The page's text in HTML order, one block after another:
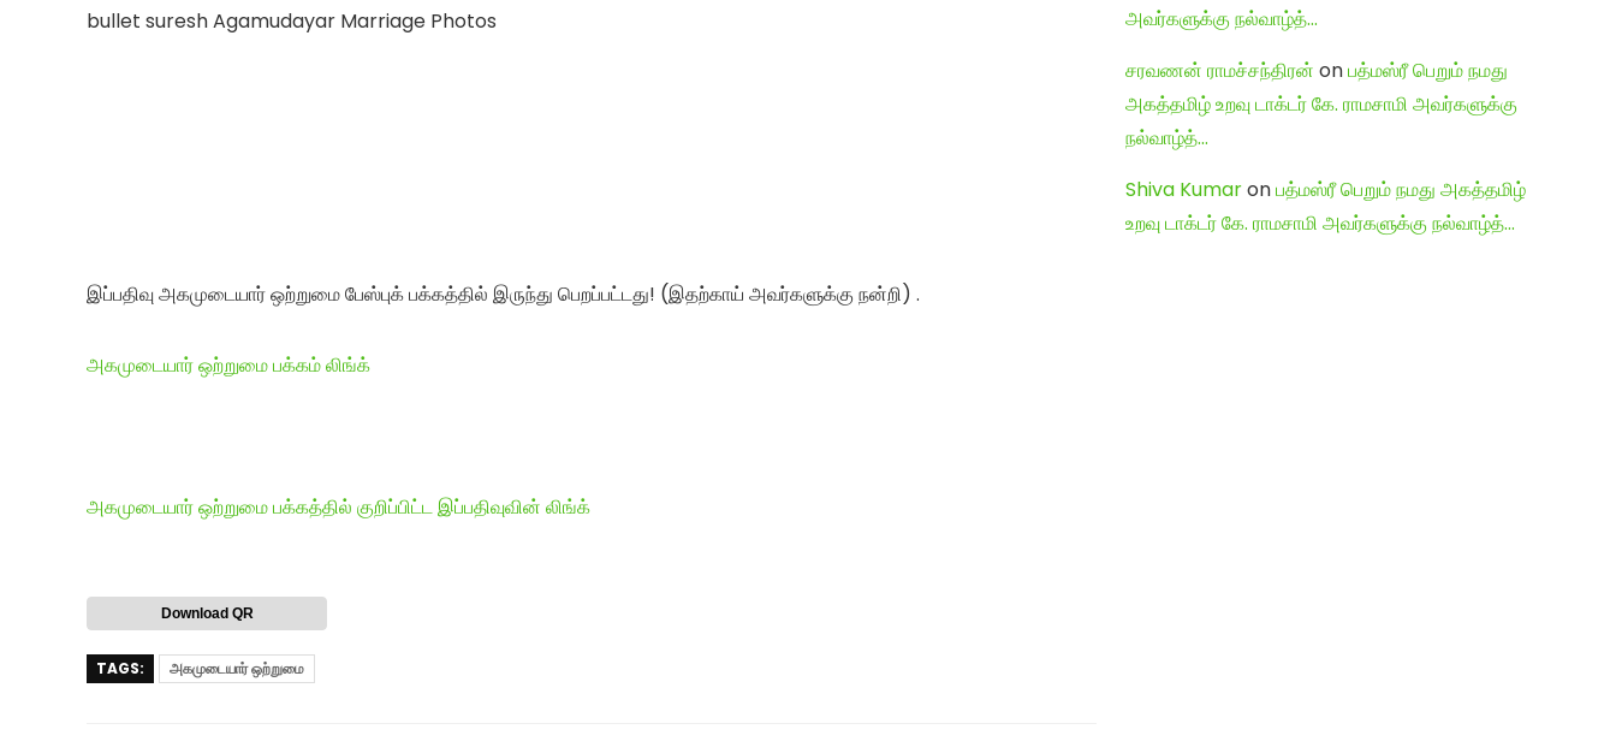
bullet suresh Agamudayar Marriage Photos
இப்பதிவு அகமுடையார் ஒற்றுமை பேஸ்புக் பக்கத்தில் இருந்து பெறப்பட்டது! (இதற்காய் அவர்களுக்கு நன்றி) .
அகமுடையார் ஒற்றுமை பக்கம் லிங்க்
அகமுடையார் ஒற்றுமை பக்கத்தில் குறிப்பிட்ட இப்பதிவுவின் லிங்க்
Download QR
TAGS: அகமுடையார் ஒற்றுமை
அவர்களுக்கு நல்வாழ்த்…
சரவணன் ராமச்சந்திரன் onபத்மஸ்ரீ பெறும் நமது
அகத்தமிழ் உறவு டாக்டர் கே. ராமசாமி அவர்களுக்கு
நல்வாழ்த்…
Shiva Kumaronபத்மஸ்ரீ பெறும் நமது அகத்தமிழ்
உறவு டாக்டர் கே. ராமசாமி அவர்களுக்கு நல்வாழ்த்…